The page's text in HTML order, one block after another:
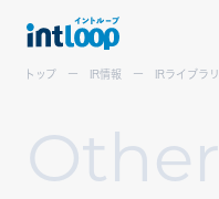
トップ IR情報 IRライブラリ
Other